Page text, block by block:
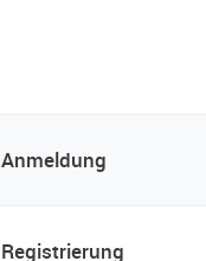
Anmeldung
Registrierung